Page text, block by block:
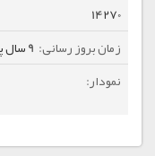
14270
9 سال پیش